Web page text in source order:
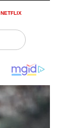
NETFLIX